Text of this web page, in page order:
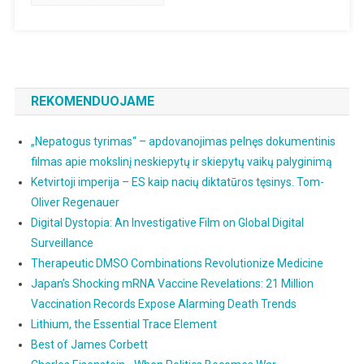
Mes
Nes
Mylime
JAV“
REKOMENDUOJAME
„Nepatogus tyrimas“ – apdovanojimas pelnęs dokumentinis
filmas apie mokslinį neskiepytų ir skiepytų vaikų palyginimą
Ketvirtoji imperija – ES kaip nacių diktatūros tęsinys. Tom-
Oliver Regenauer
Digital Dystopia: An Investigative Film on Global Digital
Surveillance
Therapeutic DMSO Combinations Revolutionize Medicine
Japan’s Shocking mRNA Vaccine Revelations: 21 Million
Vaccination Records Expose Alarming Death Trends
Lithium, the Essential Trace Element
Best of James Corbett